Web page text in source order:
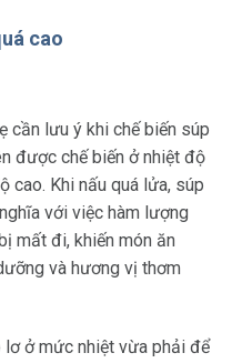
cao
cần lưu ý khi chế biến súp
được chế biến ở nhiệt độ
cao. Khi nấu quá lửa, súp
với việc hàm lượng
mất đi, khiến món ăn
và hương vị thơm
lơ ở mức nhiệt vừa phải để